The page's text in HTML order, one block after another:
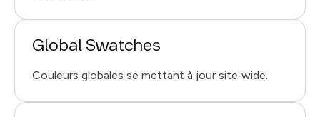
Global Swatches
Couleurs globales se mettant à jour site‑wide.